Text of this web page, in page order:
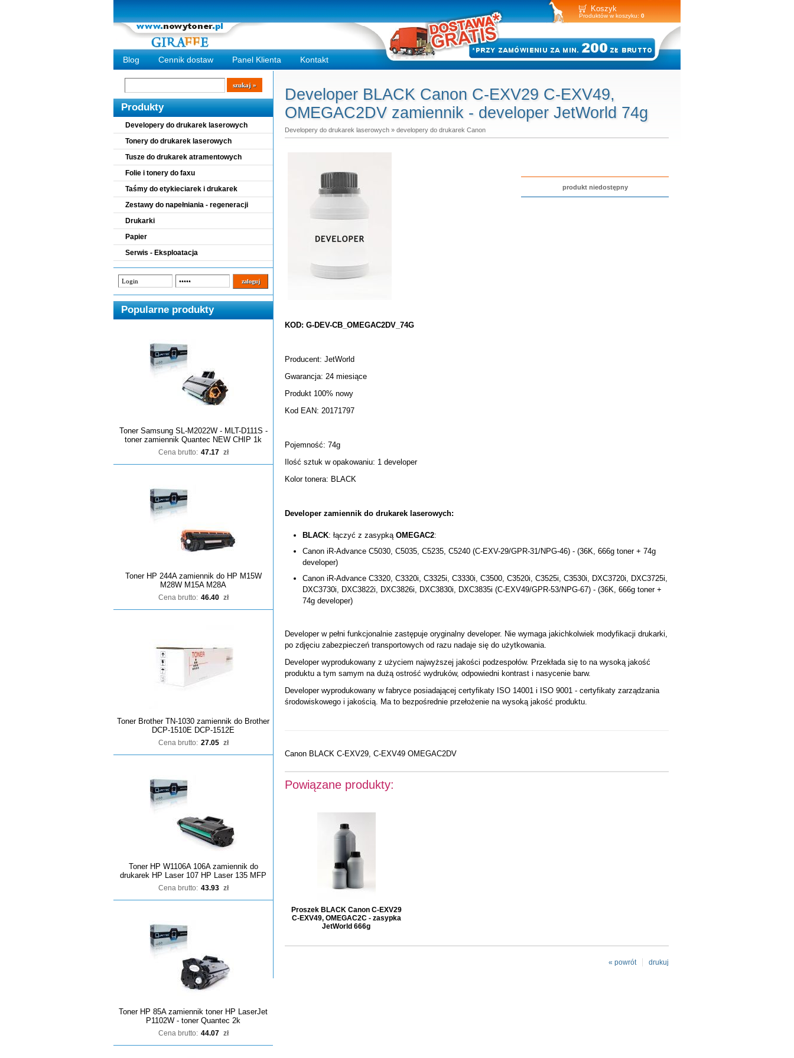
Koszyk
Produktów w koszyku: 0
Blog Cennik dostaw Panel Klienta Kontakt
Wyszukiwarka
szukaj
Produkty
Developery do drukarek laserowych
Tonery do drukarek laserowych
Tusze do drukarek atramentowych
Folie i tonery do faxu
Taśmy do etykieciarek i drukarek
Zestawy do napełniania - regeneracji
Drukarki
Papier
Serwis - Eksploatacja
Popularne produkty
Toner Samsung SL-M2022W - MLT-D111S -
toner zamiennik Quantec NEW CHIP 1k
Cena brutto: 47.17 zł
Toner HP 244A zamiennik do HP M15W
M28W M15A M28A
Cena brutto: 46.40 zł
Toner Brother TN-1030 zamiennik do Brother
DCP-1510E DCP-1512E
Cena brutto: 27.05 zł
Toner HP W1106A 106A zamiennik do
drukarek HP Laser 107 HP Laser 135 MFP
Cena brutto: 43.93 zł
Toner HP 85A zamiennik toner HP LaserJet
P1102W - toner Quantec 2k
Cena brutto: 44.07 zł
Developer BLACK Canon C-EXV29 C-EXV49,
OMEGAC2DV zamiennik - developer JetWorld 74g
Developery do drukarek laserowych » developery do drukarek Canon
produkt niedostępny
KOD: G-DEV-CB_OMEGAC2DV_74G
Producent: JetWorld
Gwarancja: 24 miesiące
Produkt 100% nowy
Kod EAN: 20171797
Pojemność: 74g
Ilość sztuk w opakowaniu: 1 developer
Kolor tonera: BLACK
Developer zamiennik do drukarek laserowych:
BLACK: łączyć z zasypką OMEGAC2:
Canon iR-Advance C5030, C5035, C5235, C5240 (C-EXV-29/GPR-31/NPG-46) - (36K, 666g toner + 74g
developer)
Canon iR-Advance C3320, C3320i, C3325i, C3330i, C3500, C3520i, C3525i, C3530i, DXC3720i, DXC3725i,
DXC3730i, DXC3822i, DXC3826i, DXC3830i, DXC3835i (C-EXV49/GPR-53/NPG-67) - (36K, 666g toner +
74g developer)
Developer w pełni funkcjonalnie zastępuje oryginalny developer. Nie wymaga jakichkolwiek modyfikacji drukarki,
po zdjęciu zabezpieczeń transportowych od razu nadaje się do użytkowania.
Developer wyprodukowany z użyciem najwyższej jakości podzespołów. Przekłada się to na wysoką jakość
produktu a tym samym na dużą ostrość wydruków, odpowiedni kontrast i nasycenie barw.
Developer wyprodukowany w fabryce posiadającej certyfikaty ISO 14001 i ISO 9001 - certyfikaty zarządzania
środowiskowego i jakością. Ma to bezpośrednie przełożenie na wysoką jakość produktu.
Canon BLACK C-EXV29, C-EXV49 OMEGAC2DV
Powiązane produkty:
Proszek BLACK Canon C-EXV29
C-EXV49, OMEGAC2C - zasypka
JetWorld 666g
drukuj
« powrót